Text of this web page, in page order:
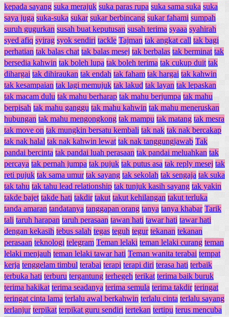
kepada sayang suka merajuk suka paras rupa suka sama suka suka
saya juga suka-suka sukar sukar berbincang sukar fahami sumpah
suruh gugurkan susah buat keputusan susah terima syaaa syahirah
syed afiq syirag syok sendiri tackle Tajman tak angkat call tak bagi
perhatian tak balas chat tak balas mesej tak berbalas tak berminat tak
bersedia kahwin tak boleh lupa tak boleh terima tak cukup duit tak
dihargai tak dihiraukan tak endah tak faham tak hargai tak kahwin
tak kesampaian tak lagi memujuk tak lakud tak layan tak lepaskan
tak macam dulu tak mahu berharap tak mahu berjumpa tak mahu
berpisah tak mahu ganggu tak mahu kahwin tak mahu meneruskan
hubungan tak mahu mengongkong tak mampu tak matang tak mesra
tak move on tak mungkin bersatu kembali tak nak tak nak bercakap
tak nak halal tak nak kahwin lewat tak nak tanggungjawab Tak
pandai bercinta tak pandai luah perasaan tak pandai meluahkan tak
percaya tak pernah jumpa tak pujuk tak putus asa tak reply mesej tak
reti pujuk tak sama umur tak sayang tak sekolah tak sengaja tak suka
tak tahu tak tahu lead relationship tak tunjuk kasih sayang tak yakin
takde bajet takde hati takdir takut takut kehilangan takut terluka
tanda amaran tandatanya tanggapan orang tanya tanya khabar Tarik
tali taruh harapan taruh perasaan tawan hati tawar hati tawar hati
dengan kekasih tebus salah tegas teguh tegur tekanan tekanan
perasaan teknologi telegram Teman lelaki teman lelaki curang teman
lelaki menjauh teman lelaki tawar hati Teman wanita terabai tempat
kerja tenggelam timbul terabai terapi terapi diri terasa hati terbaik
terbuka hati terburu tergantung terhegeh terikat terima baik buruk
terima hakikat terima seadanya terima semula terima takdir teringat
teringat cinta lama terlalu awal berkahwin terlalu cinta terlalu sayang
terlanjur terpikat terpikat guru sendiri tertekan tertipu terus mencuba